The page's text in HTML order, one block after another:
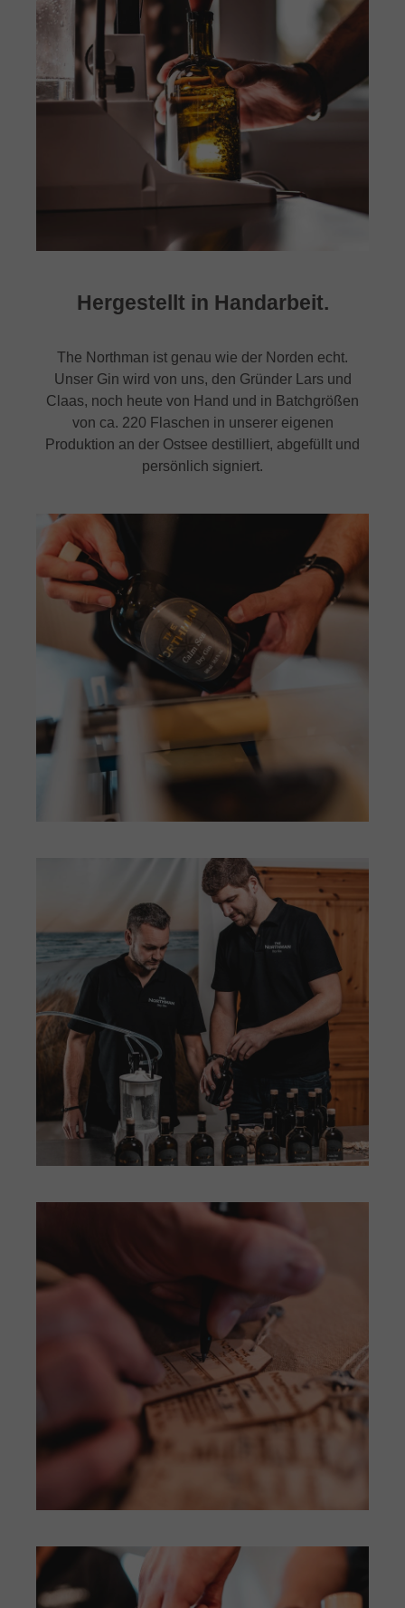
Hergestellt in Handarbeit.
The Northman ist genau wie der Norden echt.
Unser Gin wird von uns, den Gründer Lars und
Claas, noch heute von Hand und in Batchgrößen
von ca. 220 Flaschen in unserer eigenen
Produktion an der Ostsee destilliert, abgefüllt und
persönlich signiert.